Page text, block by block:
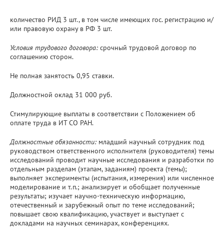
количество РИД 3 шт., в том числе имеющих гос. регистрацию и/
или правовую охрану в РФ 3 шт.
Условия трудового договора: срочный трудовой договор по
соглашению сторон.
Не полная занятость 0,95 ставки.
Должностной оклад 31 000 руб.
Стимулирующие выплаты в соответствии с Положением об
оплате труда в ИТ СО РАН.
Должностные обязанности: младший научный сотрудник под
руководством ответственного исполнителя (руководителя) темы
исследований проводит научные исследования и разработки по
отдельным разделам (этапам, заданиям) проекта (темы);
выполняет эксперименты (испытания, измерения) или численное
моделирование и т.п.; анализирует и обобщает полученные
результаты; изучает научно-техническую информацию,
отечественный и зарубежный опыт по теме исследований;
повышает свою квалификацию, участвует и выступает с
докладами на научных семинарах, конференциях.